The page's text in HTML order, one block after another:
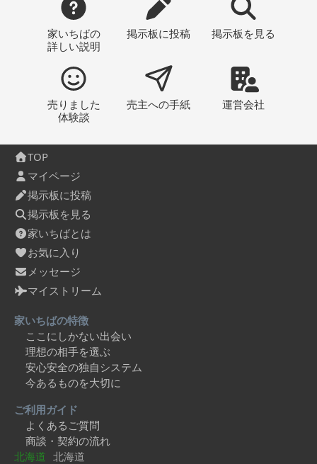
家いちばの
詳しい説明
掲示板に投稿 掲示板 を見る
売りました
体験談
売主への手紙 運営会社
TOP
マイページ
掲示板に投稿
掲示板を見る
家いちばとは
お気に入り
メッセージ
マイストリーム
家いちばの特徴
ここにしかない出会い
理想の相手を選ぶ
安心安全の独自システム
今あるものを大切に
ご利用ガイド
よくあるご質問
商談・契約の流れ
北海道 北海道